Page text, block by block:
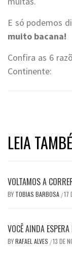
E só podemos
muito bacana!
Confira as 6
Continente:
LEIA
VOLTAMOS A
BY TOBIAS BARBOSA /17
VOCÊ AINDA
BYRAFAEL ALVES /13 DE